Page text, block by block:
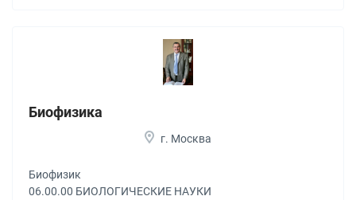
Биофизика
г. Москва
Биофизик
06.00.00 БИОЛОГИЧЕСКИЕ НАУКИ